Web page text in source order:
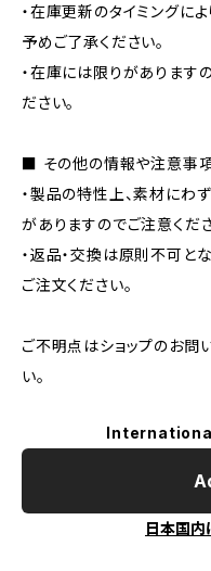
・在庫更新のタイミングに
予めご了承ください。
・在庫には限りがあります
ださい。
■ その他の情報や注意事
・製品の特性上、素材にわ
がありますのでご注意くださ
・返品・交換は原則不可と
ご注文ください。
ご不明点はショップのお問
い。
日本国内